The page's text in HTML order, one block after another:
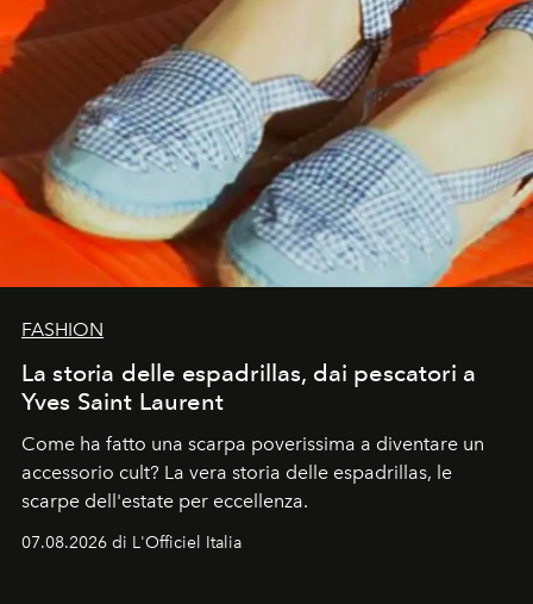
FASHION
La storia delle espadrillas, dai pescatori a
Yves Saint Laurent
Come ha fatto una scarpa poverissima a diventare un
accessorio cult? La vera storia delle espadrillas, le
scarpe dell'estate per eccellenza.
07.08.2026 di L'Officiel Italia